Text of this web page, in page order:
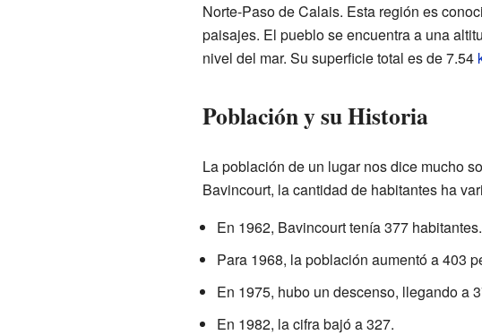
Norte-Paso de Calais. Esta región es
paisajes. El pueblo se encuentra a una
nivel del mar. Su superficie total es de 7.54
Población y su Historia
La población de un lugar nos dice mucho
Bavincourt, la cantidad de habitantes ha
En 1962, Bavincourt tenía 377 habitantes.
Para 1968, la población aumentó a 403
En 1975, hubo un descenso, llegando a
En 1982, la cifra bajó a 327.